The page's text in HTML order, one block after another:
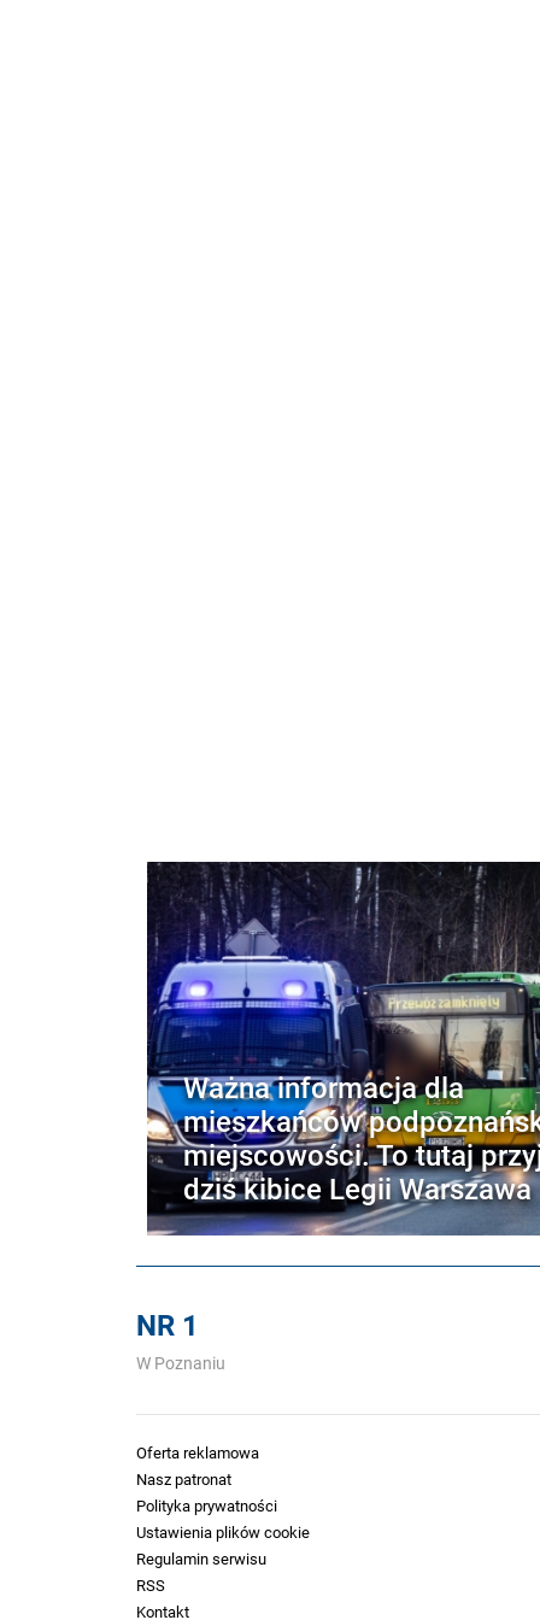
Ważna informacja dla
mieszkańców
miejscowości. To tutaj
dziś kibice Legii Warszawa
NR 1
W Poznaniu
Oferta reklamowa
Nasz patronat
Polityka prywatności
Ustawienia plików cookie
Regulamin serwisu
RSS
Kontakt